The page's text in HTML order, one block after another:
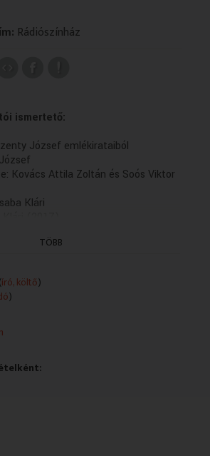
Rádiószínház
ismertető:
József emlékirataiból
Kovács Attila Zoltán és Soós Viktor
Klári
Hortobágyi László
TÖBB
(író, költő)
)